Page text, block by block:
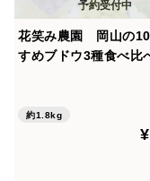
花笑み農園 岡山の
すめブドウ3種食べ
約1.8kg